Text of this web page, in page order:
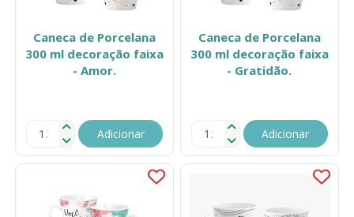
Caneca de Porcelana
300 ml decoração faixa
- Amor.
Adicionar
Caneca de Porcelana
300 ml decoração faixa
- Gratidão.
Adicionar